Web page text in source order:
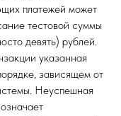
платежей может
тестовой суммы
девять) рублей.
указанная
зависящем от
Неуспешная